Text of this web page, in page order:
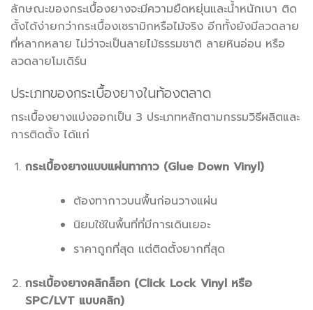
ลักษณะของกระเบื้องยางจะมีความยืดหยุ่นและน้ำหนักเบา ติด
ตั้งได้ง่ายกว่ากระเบื้องเซรามิกหรือไม้จริง อีกทั้งยังมีลวดลาย
ที่หลากหลาย ไม่ว่าจะเป็นลายไม้ธรรมชาติ ลายหินอ่อน หรือ
ลวดลายโมเดิร์น
ประเภทของกระเบื้องยางในท้องตลาด
กระเบื้องยางแบ่งออกเป็น 3 ประเภทหลักตามกรรมวิธีผลิตและ
การติดตั้ง ได้แก่
กระเบื้องยางแบบแผ่นทากาว (Glue Down Vinyl)
ต้องทากาวบนพื้นก่อนวางแผ่น
นิยมใช้ในพื้นที่ที่มีการเดินเยอะ
ราคาถูกที่สุด แต่ติดตั้งยากที่สุด
กระเบื้องยางคลิกล็อก (Click Lock Vinyl หรือ
SPC/LVT แบบคลิก)